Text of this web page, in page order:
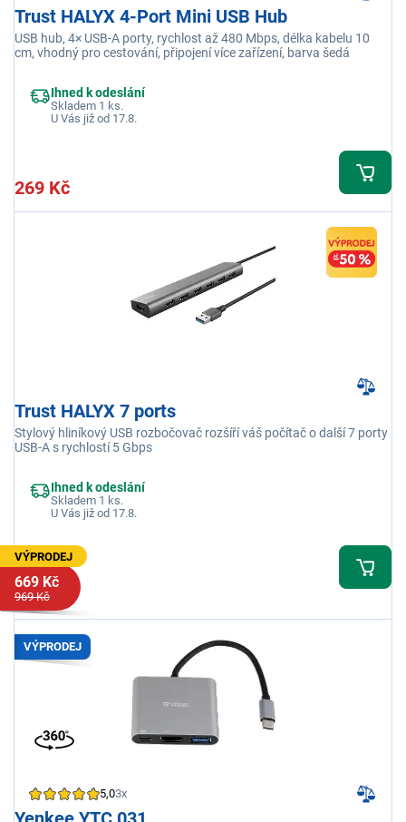
Trust HALYX 4-Port Mini USB Hub
USB hub, 4× USB-A porty, rychlost až 480 Mbps, délka kabelu 10
cm, vhodný pro cestování, připojení více zařízení, barva šedá
Ihned k odeslání
Skladem 1 ks.
U Vás již od 17.8.
269 Kč
Trust HALYX 7 ports
Stylový hliníkový USB rozbočovač rozšíří váš počítač o další 7 porty
USB-A s rychlostí 5 Gbps
Ihned k odeslání
Skladem 1 ks.
U Vás již od 17.8.
VÝPRODEJ
669 Kč
969 Kč
VÝPRODEJ
5,03x